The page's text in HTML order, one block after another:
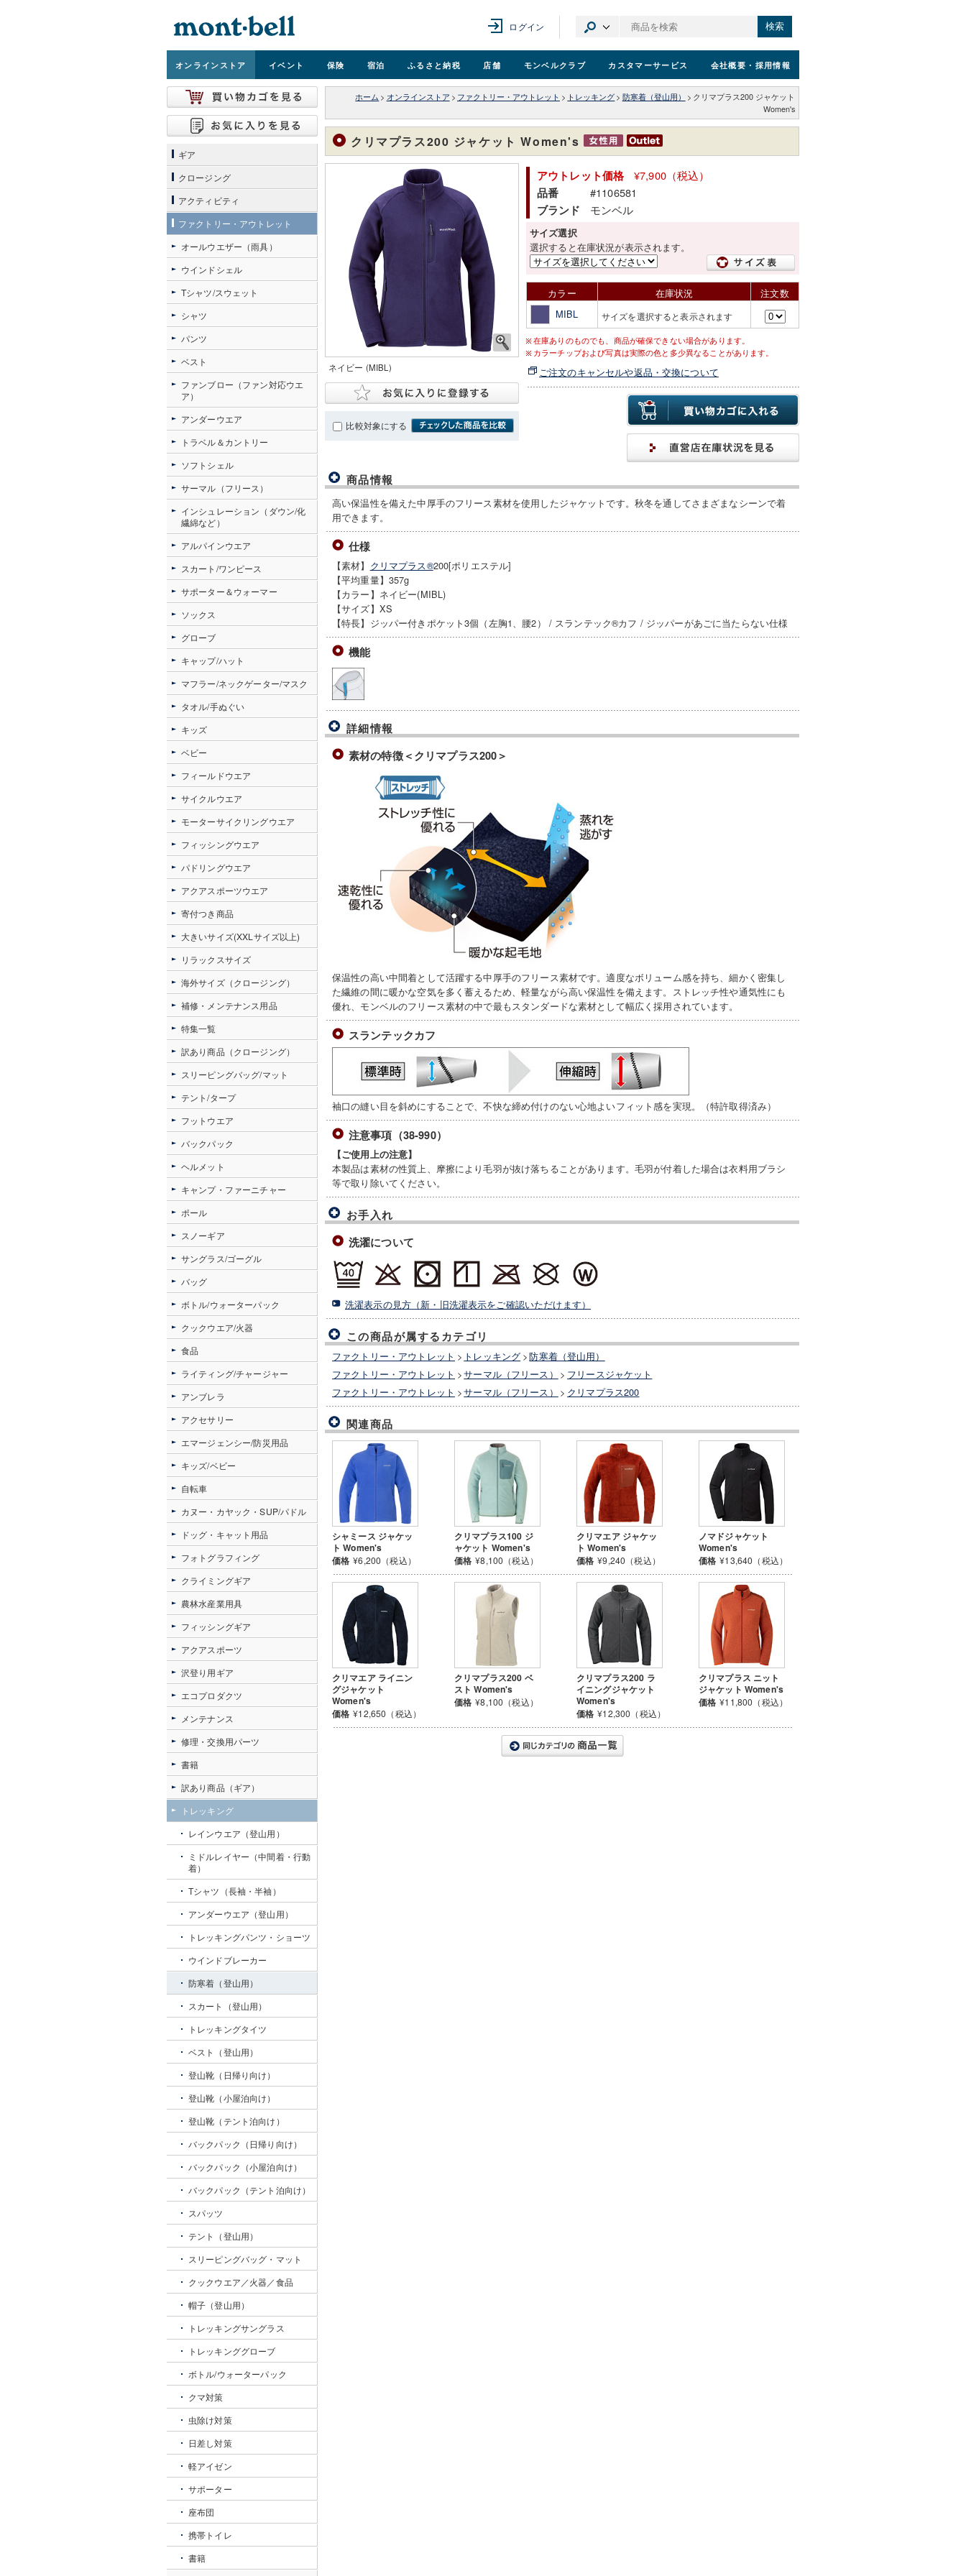
ログイン 検索
オンラインストア イベント 保険 宿泊 ふるさと納税 店舗 モンベルクラブ カスタマーサービス 会社概要 ・採用情報
ホーム > オンラインストア > ファクトリー・アウトレット > トレッキング > 防寒着（登山用） > クリマプラス200 ジャケット
Women's
クリマプラス200 ジャケット Women's
ネイビー (MIBL)
比較対象にする
アウトレット価格 ¥7,900（税込）
品番 #1106581
ブランド モンベル
サイズ選択
選択すると在庫状況が表示されます。
カラー 在庫状況
注文数
MIBL
サイズを選択すると表示されます
在庫ありのものでも、商品が確保できない場合があります。
カラーチップおよび写真は実際の色と多少異なることがあります。
ご注文のキャンセルや返品・交換について
商品情報
高い保温性を備えた中厚手のフリース素材を使用したジャケットです。秋冬を通してさまざまなシーンで着
用できます。
仕様
【素材】 クリマプラス®200[ポリエステル]
【平均重量】357g
【カラー】ネイビー(MIBL)
【サイズ】XS
【特長】ジッパー付きポケット3個（左胸1、腰2） / スランテック®カフ / ジッパーがあごに当たらない仕様
機能
詳細情報
素材の特徴＜クリマプラス200＞
保温性の高い中間着として活躍する中厚手のフリース素材です。適度なボリューム感を持ち、細かく密集し
た繊維の間に暖かな空気を多く蓄えるため、軽量ながら高い保温性を備えます。ストレッチ性や通気性にも
優れ、モンベルのフリース素材の中で最もスタンダードな素材として幅広く採用されています。
スランテックカフ
袖口の縫い目を斜めにすることで、不快な締め付けのない心地よいフィット感を実現。（特許取得済み）
注意事項（38-990）
【ご使用上の注意】
本製品は素材の性質上、摩擦により毛羽が抜け落ちることがあります。毛羽が付着した場合は衣料用ブラシ
等で取り除いてください。
お手入れ
洗濯について
洗濯表示の見方（新・旧洗濯表示をご確認いただけます）
この商品が属するカテゴリ
ファクトリー・アウトレット > トレッキング >防寒着（登山用）
ファクトリー・アウトレット >サーマル（フリース） > フリースジャケット
ファクトリー・アウトレット >サーマル（フリース） > クリマプラス200
関連商品
シャミース ジャケッ
ト Women's
価格 ¥6,200（税込）
クリマプラス100 ジ
ャケット Women's
価格 ¥8,100（税込）
クリマエア ジャケッ
ト Women's
価格 ¥9,240（税込）
ノマドジャケット
Women's
価格 ¥13,640（税込）
クリマエア ライニン
グジャケット
Women's
価格 ¥12,650（税込）
クリマプラス200 ベ
スト Women's
価格 ¥8,100（税込）
クリマプラス200 ラ
イニングジャケット
Women's
価格 ¥12,300（税込）
クリマプラス ニット
ジャケット Women's
価格 ¥11,800（税込）
ギア
クロージング
アクティビティ
ファクトリー・アウトレット
オールウエザー（雨具）
ウインドシェル
Tシャツ/スウェット
シャツ
パンツ
ベスト
ファンブロー（ファン対応ウエ
ア）
アンダーウエア
トラベル＆カントリー
ソフトシェル
サーマル（フリース）
インシュレーション（ダウン/化
繊綿など）
アルパインウエア
スカート/ワンピース
サポーター＆ウォーマー
ソックス
グローブ
キャップ/ハット
マフラー/ネックゲーター/マスク
タオル/手ぬぐい
キッズ
ベビー
フィールドウエア
サイクルウエア
モーターサイクリングウエア
フィッシングウエア
パドリングウエア
アクアスポーツウエア
寄付つき商品
大きいサイズ(XXLサイズ以上)
リラックスサイズ
海外サイズ（クロージング）
補修・メンテナンス用品
特集一覧
訳あり商品（クロージング）
スリーピングバッグ/マット
テント/タープ
フットウエア
バックパック
ヘルメット
キャンプ・ファーニチャー
ポール
スノーギア
サングラス/ゴーグル
バッグ
ボトル/ウォーターパック
クックウエア/火器
食品
ライティング/チャージャー
アンブレラ
アクセサリー
エマージェンシー/防災用品
キッズ/ベビー
自転車
カヌー・カヤック・SUP/パドル
ドッグ・キャット用品
フォトグラフィング
クライミングギア
農林水産業用具
フィッシングギア
アクアスポーツ
沢登り用ギア
エコプロダクツ
メンテナンス
修理・交換用パーツ
書籍
訳あり商品（ギア）
トレッキング
レインウエア（登山用）
ミドルレイヤー（中間着・行動
着）
Tシャツ（長袖・半袖）
アンダーウエア（登山用）
トレッキングパンツ・ショーツ
ウインドブレーカー
防寒着（登山用）
スカート（登山用）
トレッキングタイツ
ベスト（登山用）
登山靴（日帰り向け）
登山靴（小屋泊向け）
登山靴（テント泊向け）
バックパック（日帰り向け）
バックパック（小屋泊向け）
バックパック（テント泊向け）
スパッツ
テント（登山用）
スリーピングバッグ・マット
クックウエア／火器／食品
帽子（登山用）
トレッキングサングラス
トレッキンググローブ
ボトル/ウォーターパック
クマ対策
虫除け対策
日差し対策
軽アイゼン
サポーター
座布団
携帯トイレ
書籍